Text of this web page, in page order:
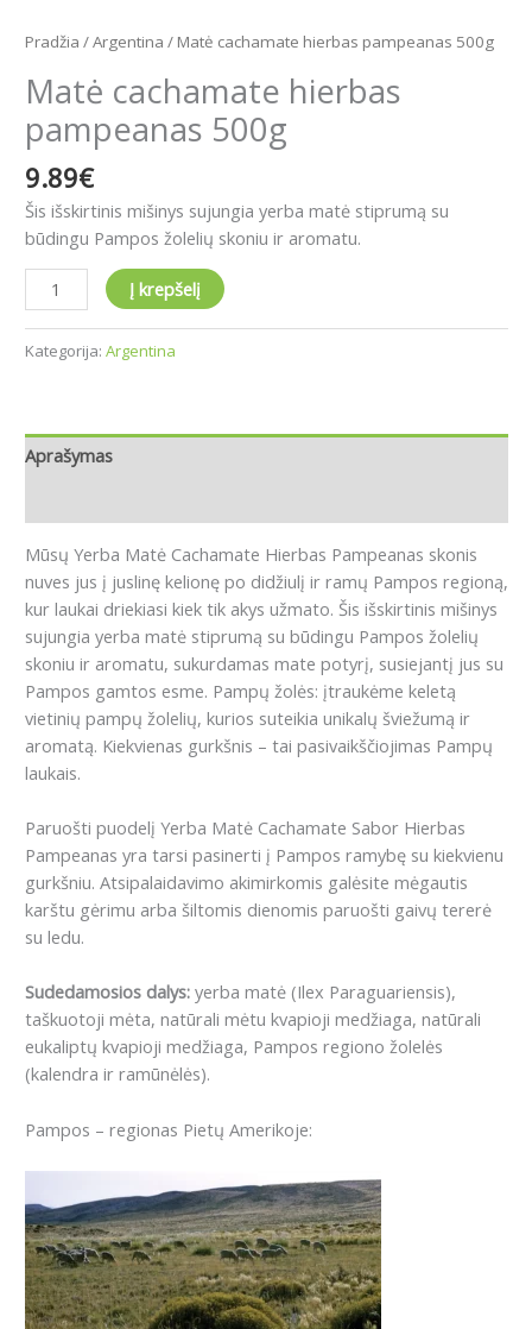
Pradžia /Argentina / Matė cachamate hierbas pampeanas 500g
Matė cachamate hierbas
pampeanas 500g
9.89€
Šis išskirtinis mišinys sujungia yerba matė stiprumą su
būdingu Pampos žolelių skoniu ir aromatu.
Į krepšelį
Kategorija: Argentina
Aprašymas
Mūsų Yerba Matė Cachamate Hierbas Pampeanas skonis
nuves jus į juslinę kelionę po didžiulį ir ramų Pampos regioną,
kur laukai driekiasi kiek tik akys užmato. Šis išskirtinis mišinys
sujungia yerba matė stiprumą su būdingu Pampos žolelių
skoniu ir aromatu, sukurdamas mate potyrį, susiejantį jus su
Pampos gamtos esme. Pampų žolės: įtraukėme keletą
vietinių pampų žolelių, kurios suteikia unikalų šviežumą ir
aromatą. Kiekvienas gurkšnis – tai pasivaikščiojimas Pampų
laukais.
Paruošti puodelį Yerba Matė Cachamate Sabor Hierbas
Pampeanas yra tarsi pasinerti į Pampos ramybę su kiekvienu
gurkšniu. Atsipalaidavimo akimirkomis galėsite mėgautis
karštu gėrimu arba šiltomis dienomis paruošti gaivų tererė
su ledu.
Sudedamosios dalys: yerba matė (Ilex Paraguariensis),
taškuotoji mėta, natūrali mėtu kvapioji medžiaga, natūrali
eukaliptų kvapioji medžiaga, Pampos regiono žolelės
(kalendra ir ramūnėlės).
Pampos – regionas Pietų Amerikoje: